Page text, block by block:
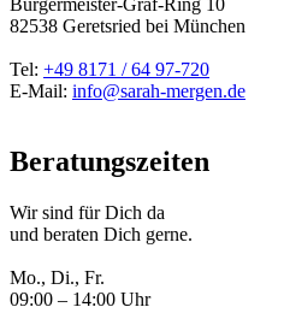
Bürgermeister-Graf-Ring 10
82538 Geretsried bei München
Tel: +49 8171 / 64 97-720
E-Mail: info@sarah-mergen.de
Beratungszeiten
Wir sind für Dich da
und beraten Dich gerne.
Mo., Di., Fr.
09:00 – 14:00 Uhr